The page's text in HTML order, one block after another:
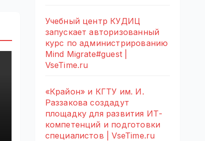
Учебный центр КУДИЦ
запускает авторизованный
курс по администрированию
Mind Migrate#guest |
VseTime.ru
«Крайон» и КГТУ им. И.
Раззакова создадут
площадку для развития ИТ-
компетенций и подготовки
специалистов | VseTime.ru